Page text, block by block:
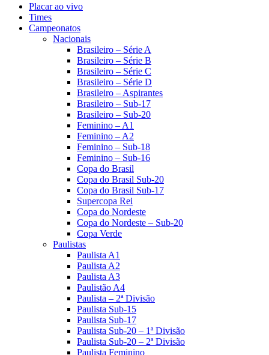
Placar ao vivo
Times
Campeonatos
Nacionais
Brasileiro – Série A
Brasileiro – Série B
Brasileiro – Série C
Brasileiro – Série D
Brasileiro – Aspirantes
Brasileiro – Sub-17
Brasileiro – Sub-20
Feminino – A1
Feminino – A2
Feminino – Sub-18
Feminino – Sub-16
Copa do Brasil
Copa do Brasil Sub-20
Copa do Brasil Sub-17
Supercopa Rei
Copa do Nordeste
Copa do Nordeste – Sub-20
Copa Verde
Paulistas
Paulista A1
Paulista A2
Paulista A3
Paulistão A4
Paulista – 2ª Divisão
Paulista Sub-15
Paulista Sub-17
Paulista Sub-20 – 1ª Divisão
Paulista Sub-20 – 2ª Divisão
Paulista Feminino